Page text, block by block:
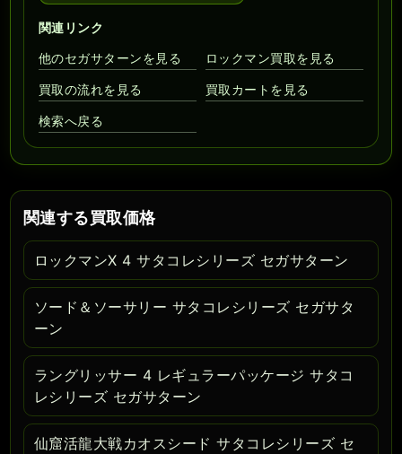
関連リンク
他のセガサターンを見る
ロックマン買取を見る
買取の流れを見る 買取カートを見る
検索へ戻る
関連する買取価格
ロックマンX 4 サタコレシリーズ セガサターン
ソード＆ソーサリー サタコレシリーズ セガサタ
ーン
ラングリッサー 4 レギュラーパッケージ サタコ
レシリーズ セガサターン
仙窟活龍大戦カオスシード サタコレシリーズ セ